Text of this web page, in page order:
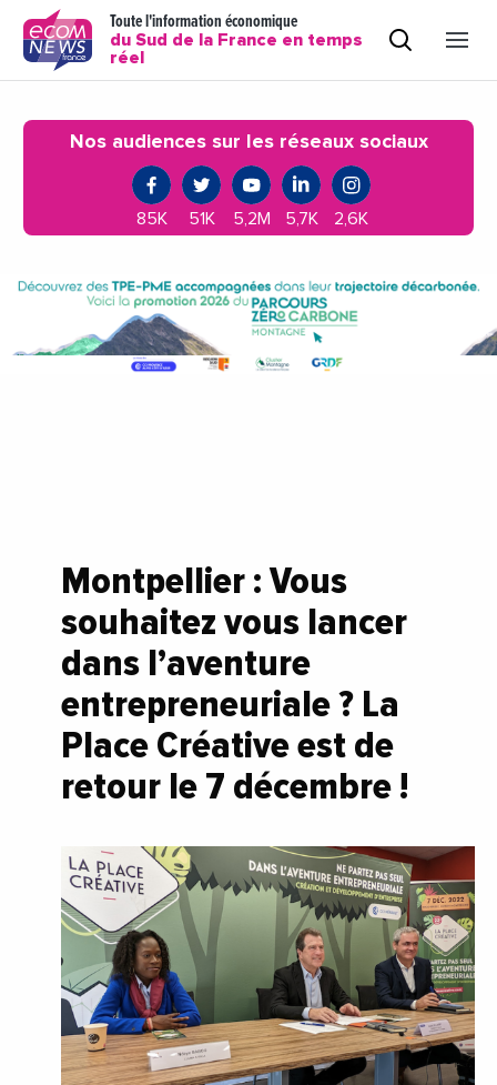
Toute l'information économique
du Sud de la France en temps
réel
Nos audiences sur les réseaux sociaux
85K 51K 5,2M 5,7K 2,6K
Montpellier : Vous
souhaitez vous lancer
dans l’aventure
entrepreneuriale ? La
Place Créative est de
retour le 7 décembre !